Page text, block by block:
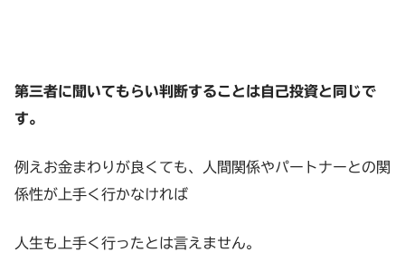
第三者に聞いてもらい判断することは自己投資と同じで
す。
例えお金まわりが良くても、人間関係やパートナーとの関
係性が上手く行かなければ
人生も上手く行ったとは言えません。